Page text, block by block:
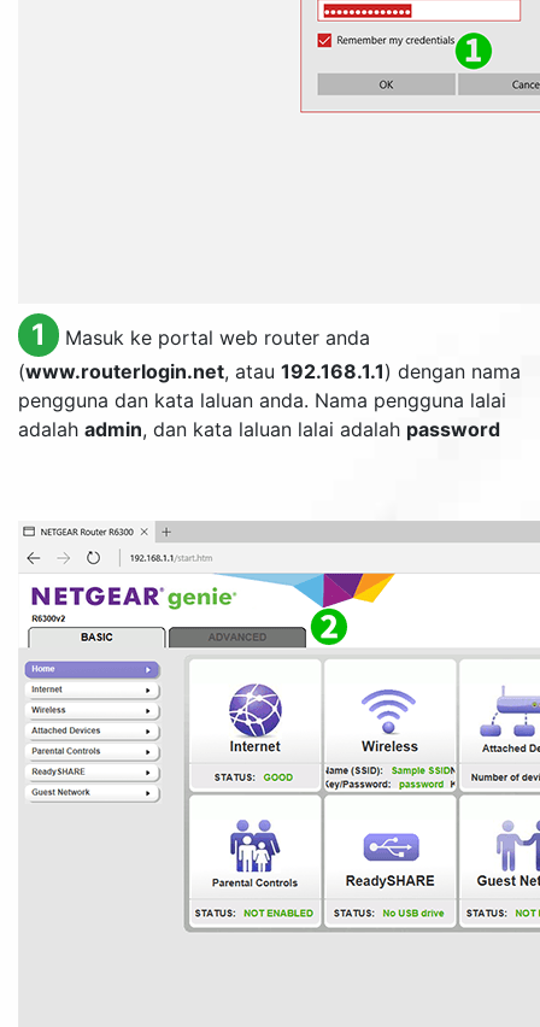
1
Masuk ke portal web router anda
(www.routerlogin.net, atau 192.168.1.1) dengan nama
pengguna dan kata laluan anda. Nama pengguna lalai
adalah admin, dan kata laluan lalai adalah password